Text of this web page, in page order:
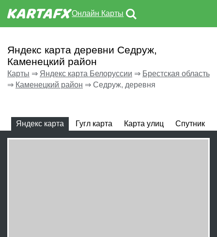
Онлайн Карты
Яндекс карта деревни Седруж,
Каменецкий район
Карты ⇒ Яндекс карта Белоруссии ⇒ Брестская область
⇒ Каменецкий район ⇒ Седруж, деревня
Яндекс карта Гугл карта Карта улиц Спутник